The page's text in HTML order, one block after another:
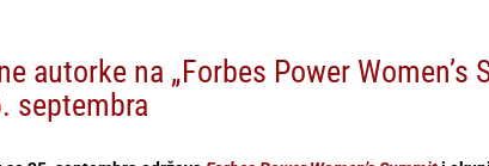
autorke na „Forbes Power
septembra